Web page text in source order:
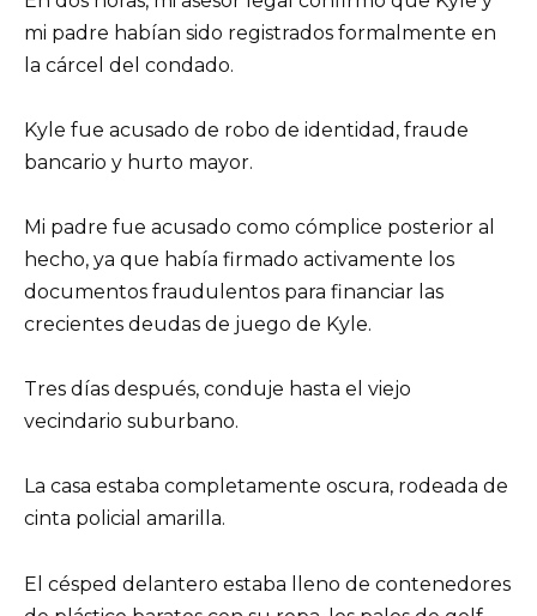
mi padre habían sido registrados formalmente en
la cárcel del condado.
Kyle fue acusado de robo de identidad, fraude
bancario y hurto mayor.
Mi padre fue acusado como cómplice posterior al
hecho, ya que había firmado activamente los
documentos fraudulentos para financiar las
crecientes deudas de juego de Kyle.
Tres días después, conduje hasta el viejo
vecindario suburbano.
La casa estaba completamente oscura, rodeada de
cinta policial amarilla.
El césped delantero estaba lleno de contenedores